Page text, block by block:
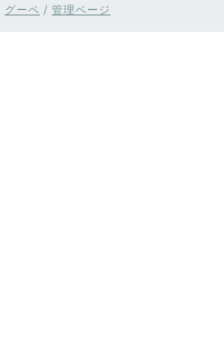
グーペ / 管理ページ